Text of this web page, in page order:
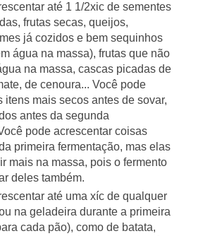
até 1 1/2xic de sementes
frutas secas, queijos,
já cozidos e bem sequinhos
água na massa), frutas que não
na massa, cascas picadas de
de cenoura... Você pode
itens mais secos antes de sovar,
antes da segunda
pode acrescentar coisas
primeira fermentação, mas elas
mais na massa, pois o fermento
deles também.
até uma xíc de qualquer
na geladeira durante a primeira
cada pão), como de batata,